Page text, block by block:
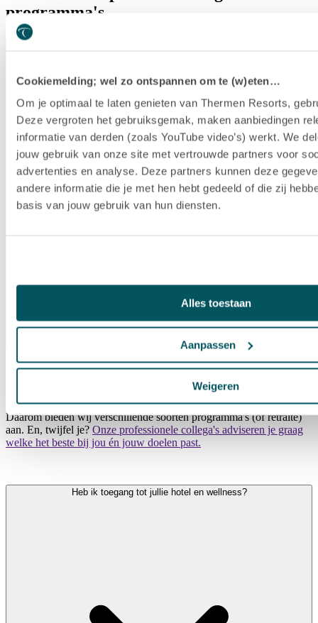
Cookiemelding; wel zo ontspannen om te (w)eten…
Om je optimaal te laten genieten van Thermen Resorts,
Deze vergroten het gebruiksgemak, maken aanbiedingen
informatie van derden (zoals YouTube video’s) werkt. We
jouw gebruik van onze site met vertrouwde partners voor
advertenties en analyse. Deze partners kunnen deze
andere informatie die je met hen hebt gedeeld of die zij
basis van jouw gebruik van hun diensten.
Alles toestaan
Aanpassen
Weigeren
programma's
Wat een aanbod, wat een luxe! Iedere workshop of meerdaags
gemaakt om tijd voor jezelf te nemen. In alle rust te reflecteren en
inzichten te krijgen. Welke precies bij jou past, is heel persoonlijk.
Daarom bieden wij verschillende soorten programma's (of retraite)
aan. En, twijfel je? Onze professionele collega's adviseren je graag
welke het beste bij jou én jouw doelen past.
Heb ik toegang tot jullie hotel en wellness?